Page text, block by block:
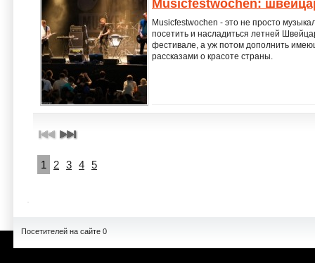
Musicfestwochen:
Musicfestwochen - это не просто
посетить и насладиться летней
фестивале, а уж потом дополнить
рассказами о красоте страны.
1 2 3 4 5
Посетителей на сайте 0